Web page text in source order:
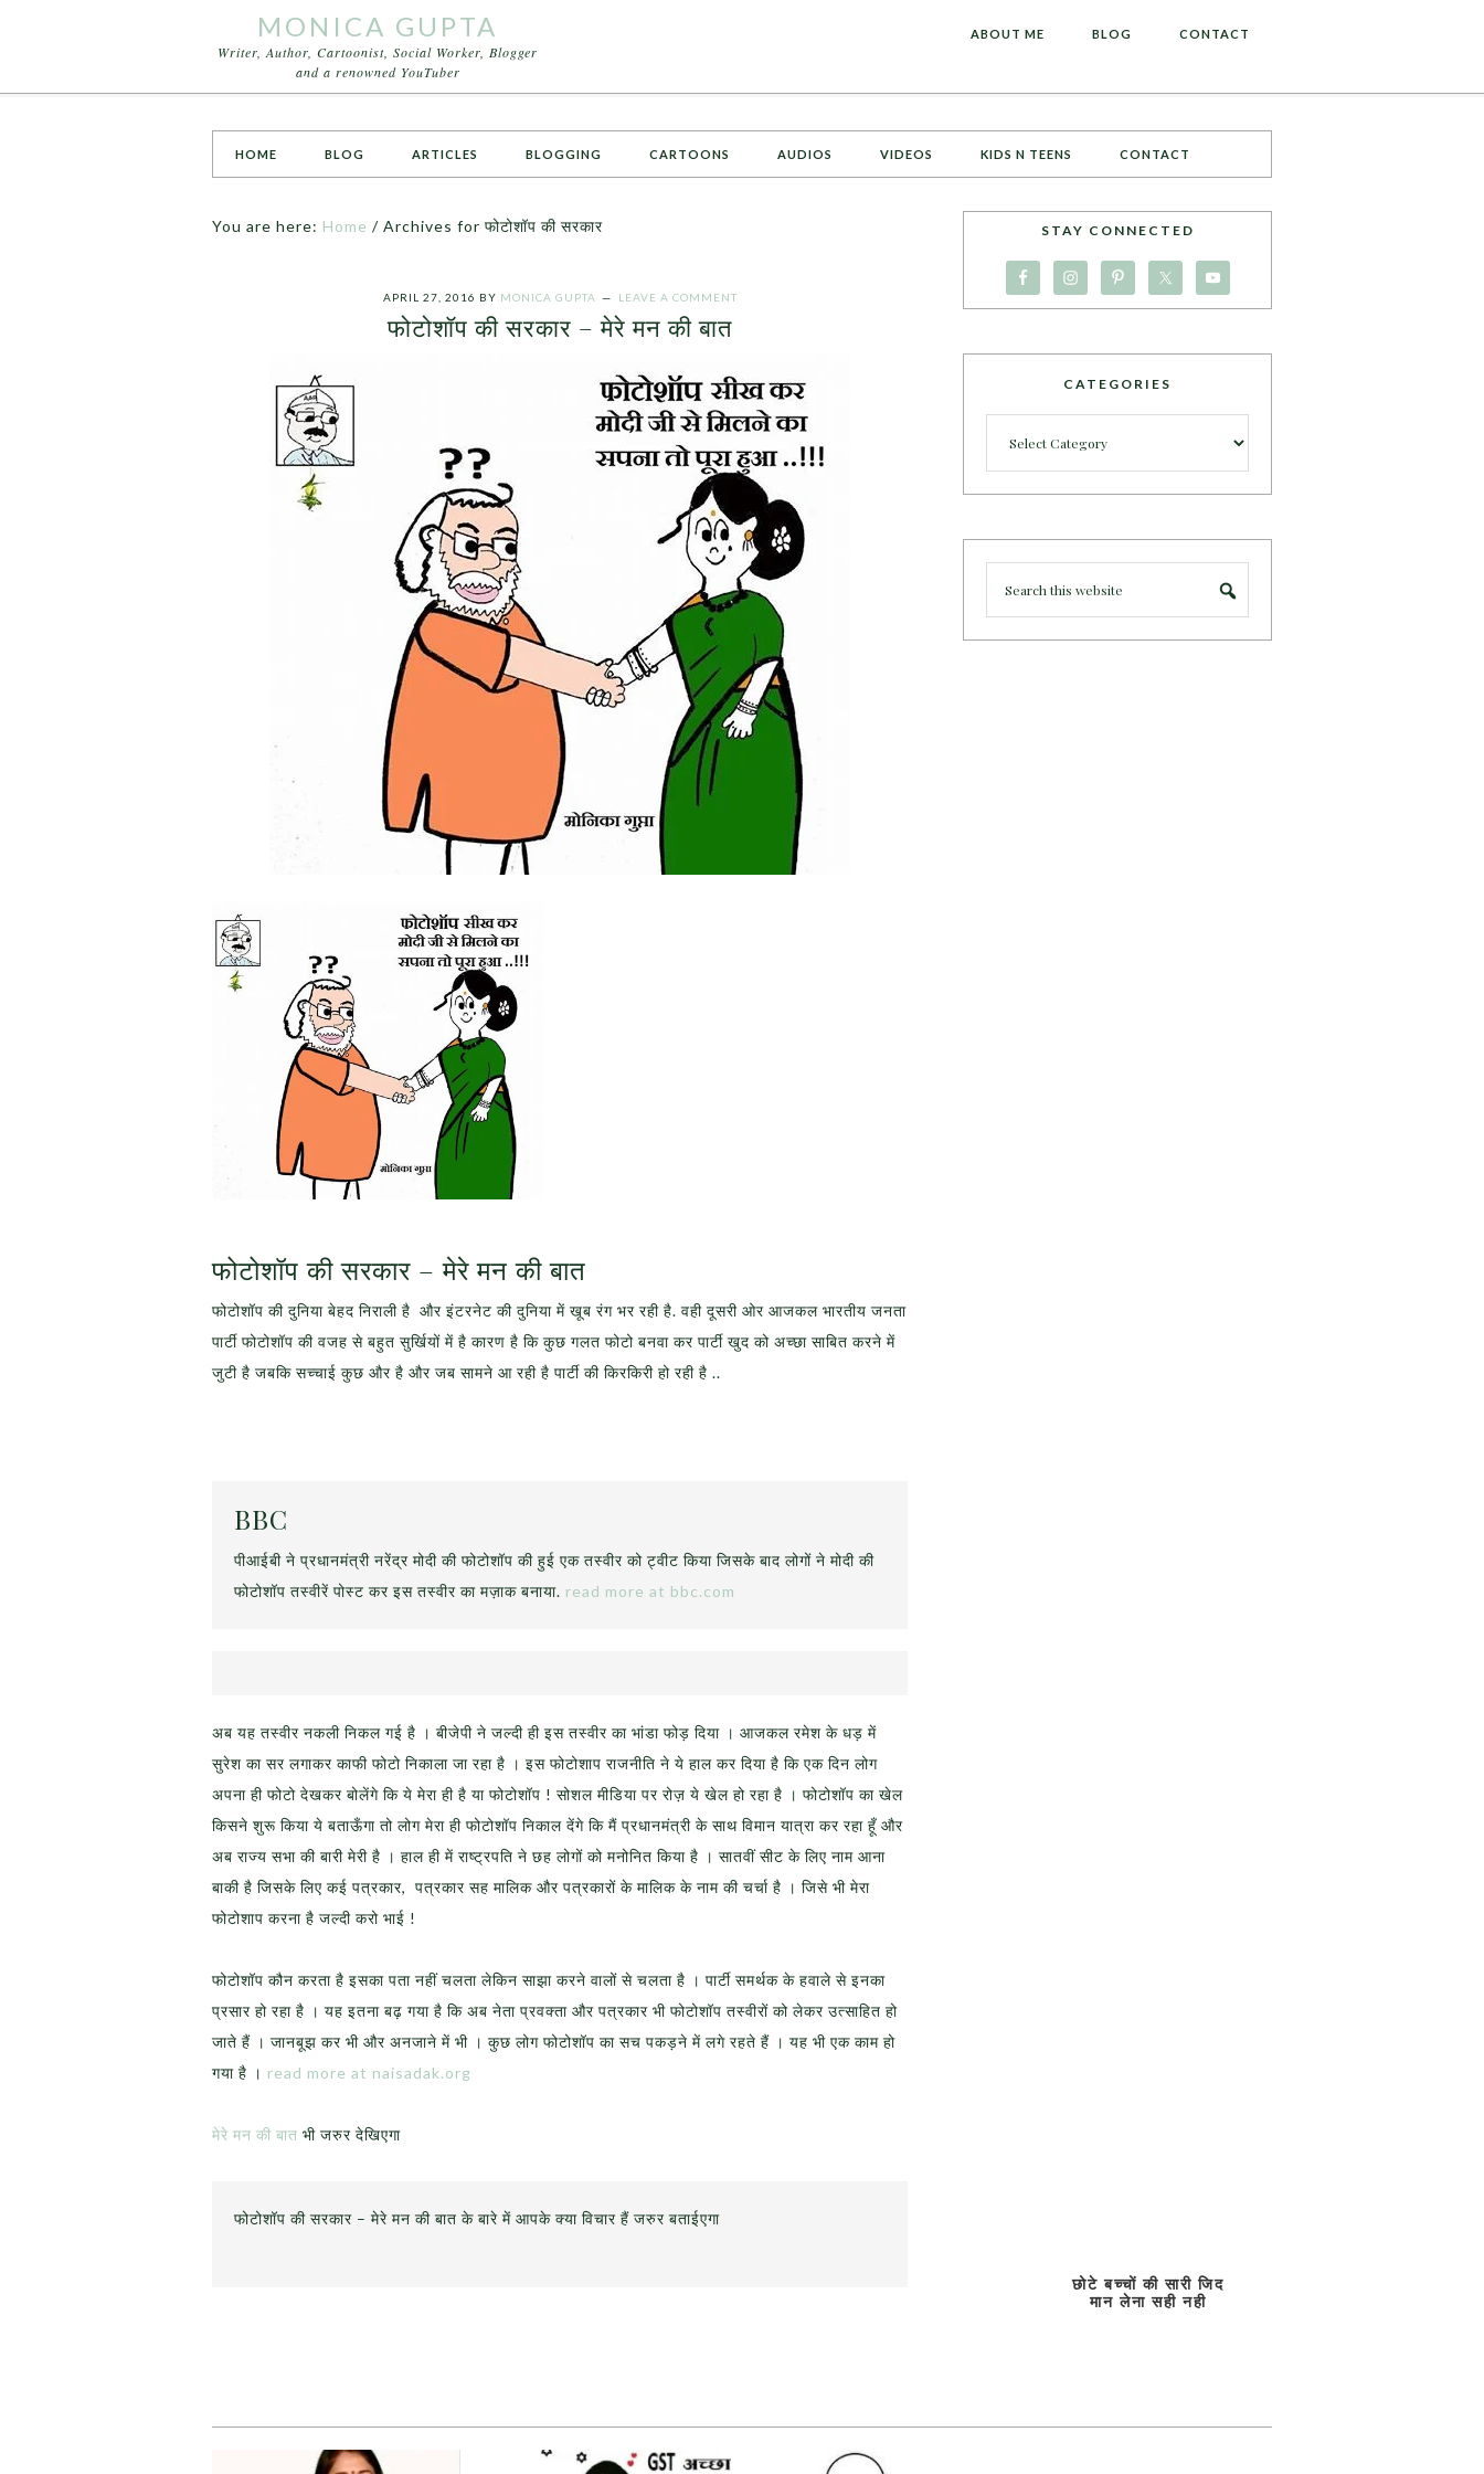
MONICA GUPTA
Writer, Author, Cartoonist, Social Worker, Blogger
and a renowned YouTuber
ABOUT ME BLOG CONTACT
HOME BLOG ARTICLES BLOGGING CARTOONS AUDIOS VIDEOS KIDS N TEENS CONTACT
You are here: Home / Archives for फोटोशॉप की सरकार
APRIL 27, 2016 BY MONICA GUPTA LEAVE A COMMENT
फोटोशॉप की सरकार – मेरे मन की बात
फोटोशॉप की सरकार – मेरे मन की बात
फोटोशॉप की दुनिया बेहद निराली है और इंटरनेट की दुनिया में खूब रंग भर रही है. वही दूसरी ओर आजकल भारतीय जनता
पार्टी फोटोशॉप की वजह से बहुत सुर्खियों में है कारण है कि कुछ गलत फोटो बनवा कर पार्टी खुद को अच्छा साबित करने में
जुटी है जबकि सच्चाई कुछ और है और जब सामने आ रही है पार्टी की किरकिरी हो रही है ..
BBC
पीआईबी ने प्रधानमंत्री नरेंद्र मोदी की फोटोशॉप की हुई एक तस्वीर को ट्वीट किया जिसके बाद लोगों ने मोदी की
फोटोशॉप तस्वीरें पोस्ट कर इस तस्वीर का मज़ाक बनाया. read more at bbc.com
अब यह तस्वीर नकली निकल गई है । बीजेपी ने जल्दी ही इस तस्वीर का भांडा फोड़ दिया । आजकल रमेश के धड़ में
सुरेश का सर लगाकर काफी फोटो निकाला जा रहा है । इस फोटोशाप राजनीति ने ये हाल कर दिया है कि एक दिन लोग
अपना ही फोटो देखकर बोलेंगे कि ये मेरा ही है या फोटोशॉप ! सोशल मीडिया पर रोज़ ये खेल हो रहा है । फोटोशॉप का खेल
किसने शुरू किया ये बताऊँगा तो लोग मेरा ही फोटोशॉप निकाल देंगे कि मैं प्रधानमंत्री के साथ विमान यात्रा कर रहा हूँ और
अब राज्य सभा की बारी मेरी है । हाल ही में राष्ट्रपति ने छह लोगों को मनोनित किया है । सातवीं सीट के लिए नाम आना
बाकी है जिसके लिए कई पत्रकार, पत्रकार सह मालिक और पत्रकारों के मालिक के नाम की चर्चा है । जिसे भी मेरा
फोटोशाप करना है जल्दी करो भाई !
फोटोशॉप कौन करता है इसका पता नहीं चलता लेकिन साझा करने वालों से चलता है । पार्टी समर्थक के हवाले से इनका
प्रसार हो रहा है । यह इतना बढ़ गया है कि अब नेता प्रवक्ता और पत्रकार भी फोटोशॉप तस्वीरों को लेकर उत्साहित हो
जाते हैं । जानबूझ कर भी और अनजाने में भी । कुछ लोग फोटोशॉप का सच पकड़ने में लगे रहते हैं । यह भी एक काम हो
गया है । read more at naisadak.org
मेरे मन की बात भी जरुर देखिएगा
फोटोशॉप की सरकार – मेरे मन की बात के बारे में आपके क्या विचार हैं जरुर बताईएगा
STAY CONNECTED
CATEGORIES
छोटे बच्चों की सारी जिद
मान लेना सही नही